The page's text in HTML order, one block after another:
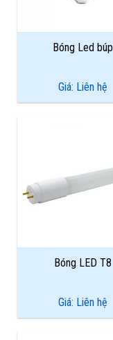
Bóng Led búp
Giá: Liên hệ
Bóng LED T8
Giá: Liên hệ